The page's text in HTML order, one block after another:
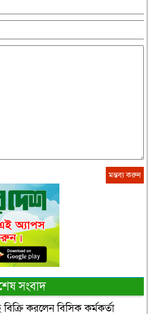
সংবাদ
করলেন বিসিক কর্মকর্তা